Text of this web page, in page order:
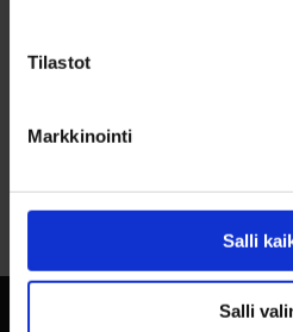
Tilastot
Markkinointi
Salli
Salli
Palaa sivun alkuun